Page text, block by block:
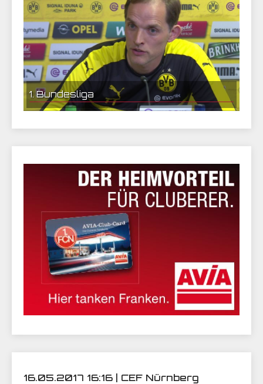
1. Bundesliga
Vorschau auf den 33. Spieltag
16.05.2017 16:16 | CEF Nürnberg